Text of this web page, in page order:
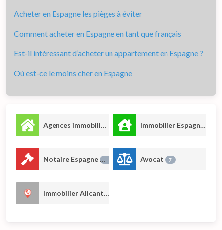
Acheter en Espagne les pièges à éviter
Comment acheter en Espagne en tant que français
Est-il intéressant d’acheter un appartement en Espagne ?
Où est-ce le moins cher en Espagne
Agences immobilières 66 Immobilier Espagne
Notaire Espagne17 Avocat 7
Immobilier Alicante